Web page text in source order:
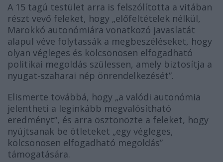
A 15 tagú testület arra is felszólította a vitában
részt vevő feleket, hogy „előfeltételek nélkül,
Marokkó autonómiára vonatkozó javaslatát
alapul véve folytassák a megbeszéléseket, hogy
olyan végleges és kölcsönösen elfogadható
politikai megoldás szülessen, amely biztosítja a
nyugat-szaharai nép önrendelkezését”.
Elismerte továbbá, hogy „a valódi autonómia
jelentheti a leginkább megvalósítható
eredményt”, és arra ösztönözte a feleket, hogy
nyújtsanak be ötleteket „egy végleges,
kölcsönösen elfogadható megoldás”
támogatására.